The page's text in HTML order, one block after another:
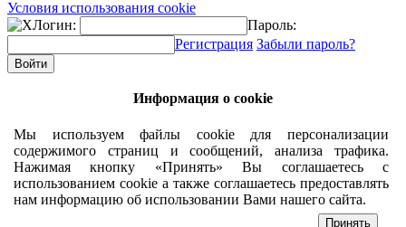
Условия использования cookie
Логин:
Пароль:
Регистрация Забыли пароль?
Информация о cookie
Мы используем файлы cookie для персонализации
содержимого страниц и сообщений, анализа трафика.
Нажимая кнопку «Принять» Вы соглашаетесь с
использованием cookie а также соглашаетесь предоставлять
нам информацию об использовании Вами нашего сайта.
Принять